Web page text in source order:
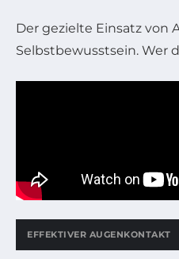
Der gezielte Einsatz
Selbstbewusstsein. Wer
EFFEKTIVER AUGENKONTAKT